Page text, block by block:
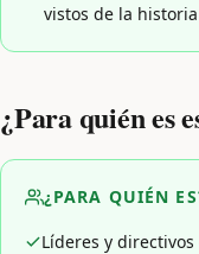
vistos de la historia
¿Para quién es
¿PARA QUIÉN
Líderes y